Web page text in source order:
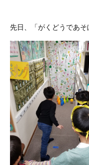
先日、「がくどうであそ